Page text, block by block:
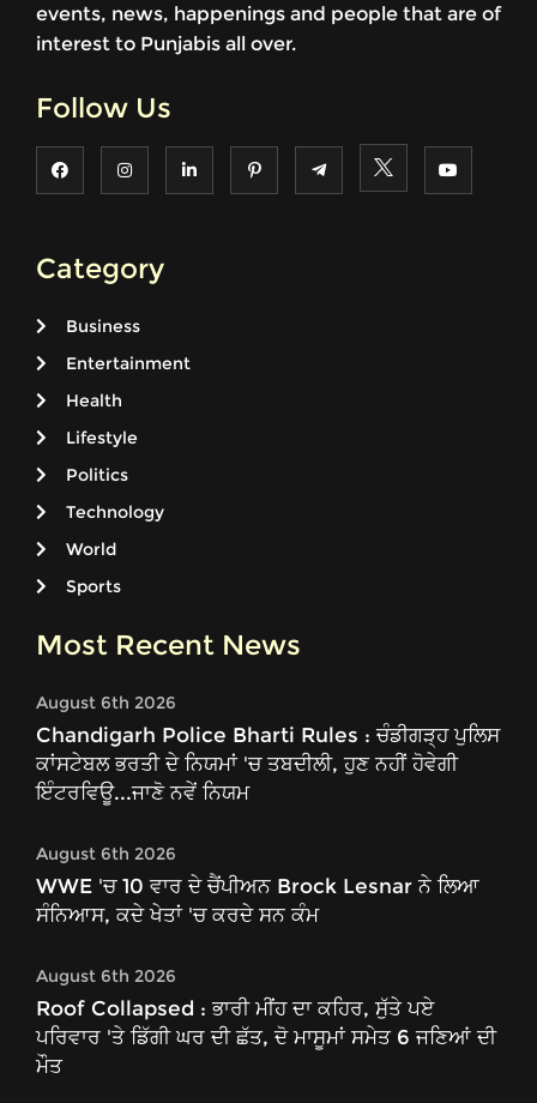
events, news, happenings and people that are of
interest to Punjabis all over.
Follow Us
Category
Business
Entertainment
Health
Lifestyle
Politics
Technology
World
Sports
Most Recent News
August 6th 2026
Chandigarh Police Bharti Rules : ਚੰਡੀਗੜ੍ਹ ਪੁਲਿਸ
ਕਾਂਸਟੇਬਲ ਭਰਤੀ ਦੇ ਨਿਯਮਾਂ 'ਚ ਤਬਦੀਲੀ, ਹੁਣ ਨਹੀਂ ਹੋਵੇਗੀ
ਇੰਟਰਵਿਊ...ਜਾਣੋ ਨਵੇਂ ਨਿਯਮ
August 6th 2026
WWE 'ਚ 10 ਵਾਰ ਦੇ ਚੈਂਪੀਅਨ Brock Lesnar ਨੇ ਲਿਆ
ਸੰਨਿਆਸ, ਕਦੇ ਖੇਤਾਂ 'ਚ ਕਰਦੇ ਸਨ ਕੰਮ
August 6th 2026
Roof Collapsed : ਭਾਰੀ ਮੀਂਹ ਦਾ ਕਹਿਰ, ਸੁੱਤੇ ਪਏ
ਪਰਿਵਾਰ 'ਤੇ ਡਿੱਗੀ ਘਰ ਦੀ ਛੱਤ, ਦੋ ਮਾਸੂਮਾਂ ਸਮੇਤ 6 ਜਣਿਆਂ ਦੀ
ਮੌਤ